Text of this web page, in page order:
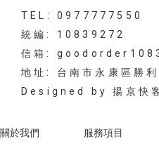
TEL: 0977777550
統編: 10839272
信箱:
地址: 台南市永康區勝
Designed by揚京快
關於我們 服務項目